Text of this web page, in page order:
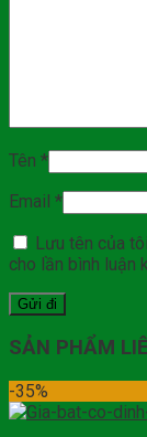
Tên *
Email *
Lưu tên của
cho lần bình luận
SẢN PHẨM
-35%